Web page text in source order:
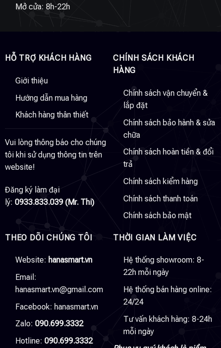
Mở cửa: 8h-22h
HỖ TRỢ KHÁCH HÀNG
Giới thiệu
Hướng dẫn mua hàng
Khách hàng thân thiết
Vui lòng thông báo cho chúng
tôi khi sử dụng thông tin trên
website!
Đăng ký làm đại
lý: 0933.833.039 (Mr. Thi)
CHÍNH SÁCH KHÁCH
HÀNG
Chính sách vận chuyển &
lắp đặt
Chính sách bảo hành & sửa
chữa
Chính sách hoàn tiền & đổi
trả
Chính sách kiểm hàng
Chính sách thanh toán
Chính sách bảo mật
THEO DÕI CHÚNG TÔI
Website: hanasmart.vn
Email:
hanasmart.vn@gmail.com
Facebook: hanasmart.vn
Zalo: 090.699.3332
Hotline: 090.699.3332
THỜI GIAN LÀM VIỆC
Hệ thống showroom: 8-
22h mỗi ngày
Hệ thống bán hàng online:
24/24
Tư vấn khách hàng: 8-24h
mỗi ngày